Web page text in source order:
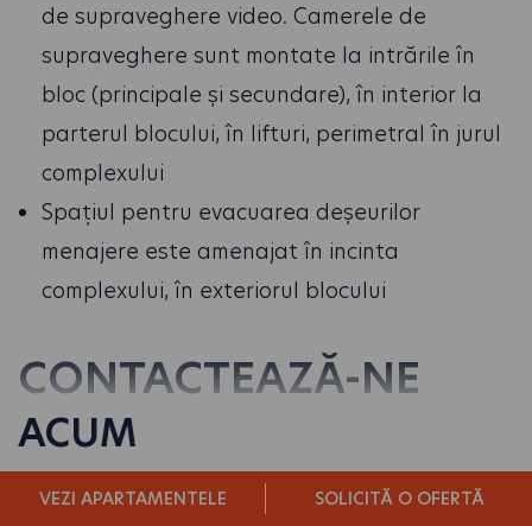
de supraveghere video. Camerele de
supraveghere sunt montate la intrările în
bloc (principale și secundare), în interior la
parterul blocului, în lifturi, perimetral în jurul
complexului
Spațiul pentru evacuarea deșeurilor
menajere este amenajat în incinta
complexului, în exteriorul blocului
CONTACTEAZĂ-NE
ACUM
Program birou de vânzări
VEZI APARTAMENTELE SOLICITĂ O OFERTĂ